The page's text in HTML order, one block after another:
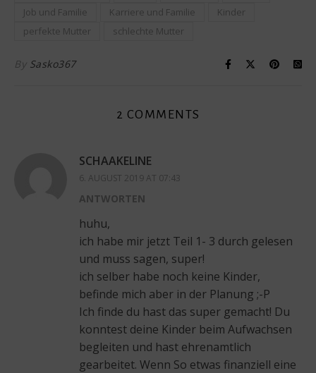
Job und Familie
Karriere und Familie
Kinder
perfekte Mutter
schlechte Mutter
By Sasko367
2 COMMENTS
SCHAAKELINE
6. AUGUST 2019 AT 07:43
ANTWORTEN
huhu,
ich habe mir jetzt Teil 1- 3 durch gelesen
und muss sagen, super!
ich selber habe noch keine Kinder,
befinde mich aber in der Planung ;-P
Ich finde du hast das super gemacht! Du
konntest deine Kinder beim Aufwachsen
begleiten und hast ehrenamtlich
gearbeitet. Wenn So etwas finanziell eine